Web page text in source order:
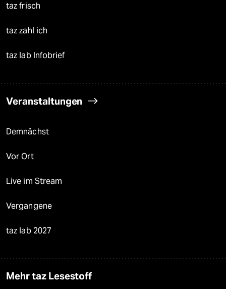
taz frisch
taz zahl ich
taz lab Infobrief
Veranstaltungen
Demnächst
Vor Ort
Live im Stream
Vergangene
taz lab 2027
Mehr taz Lesestoff